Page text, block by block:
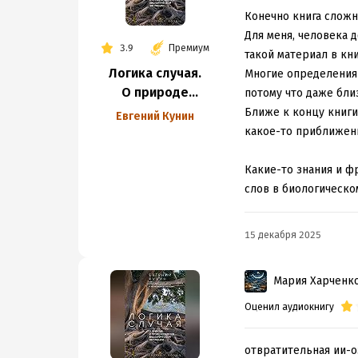
свернуть
Надо отметить, обе
Докинз меня в своё
на привычный и
видимо, совсем
Ещё раз повторю:
потому что понять
Согласно
предковыми
зависимой
Вся книга написана
аристократическим
секции главы, к
3.9 Премиум
Логика случая.
О природе
и происхождении
Евгений Кунин
Конечно книга
Для меня, человека
такой материал в
Многие
потому что даже
Ближе к концу
какое-то
Какие-то знания и
слов в
15 декабря 2025
Мария
Оценил аудиокнигу
отвратительная ии-